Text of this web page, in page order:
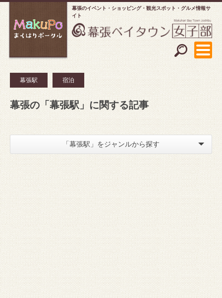
幕張のイベント・ショッピング
観光スポット・グルメ情報サ
イト
幕張駅 宿泊
幕張の「幕張駅」に関する記事
「幕張駅」をジャンルから探す